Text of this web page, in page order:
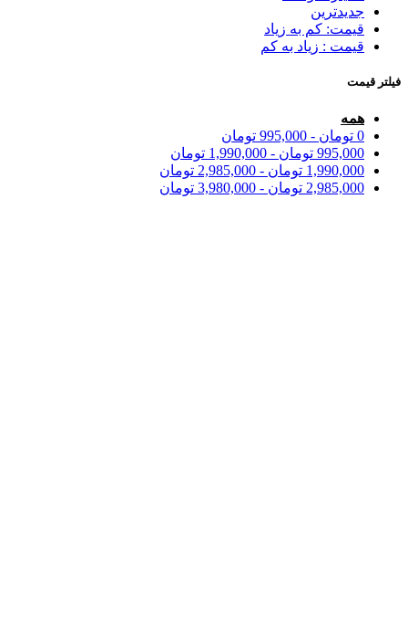
جدیدترین
قیمت: کم به زیاد
قیمت : زیاد به کم
فیلتر قیمت
همه
0 تومان -
995,000 تومان
995,000 تومان -
1,990,000 تومان
1,990,000 تومان -
2,985,000 تومان
2,985,000 تومان -
3,980,000 تومان